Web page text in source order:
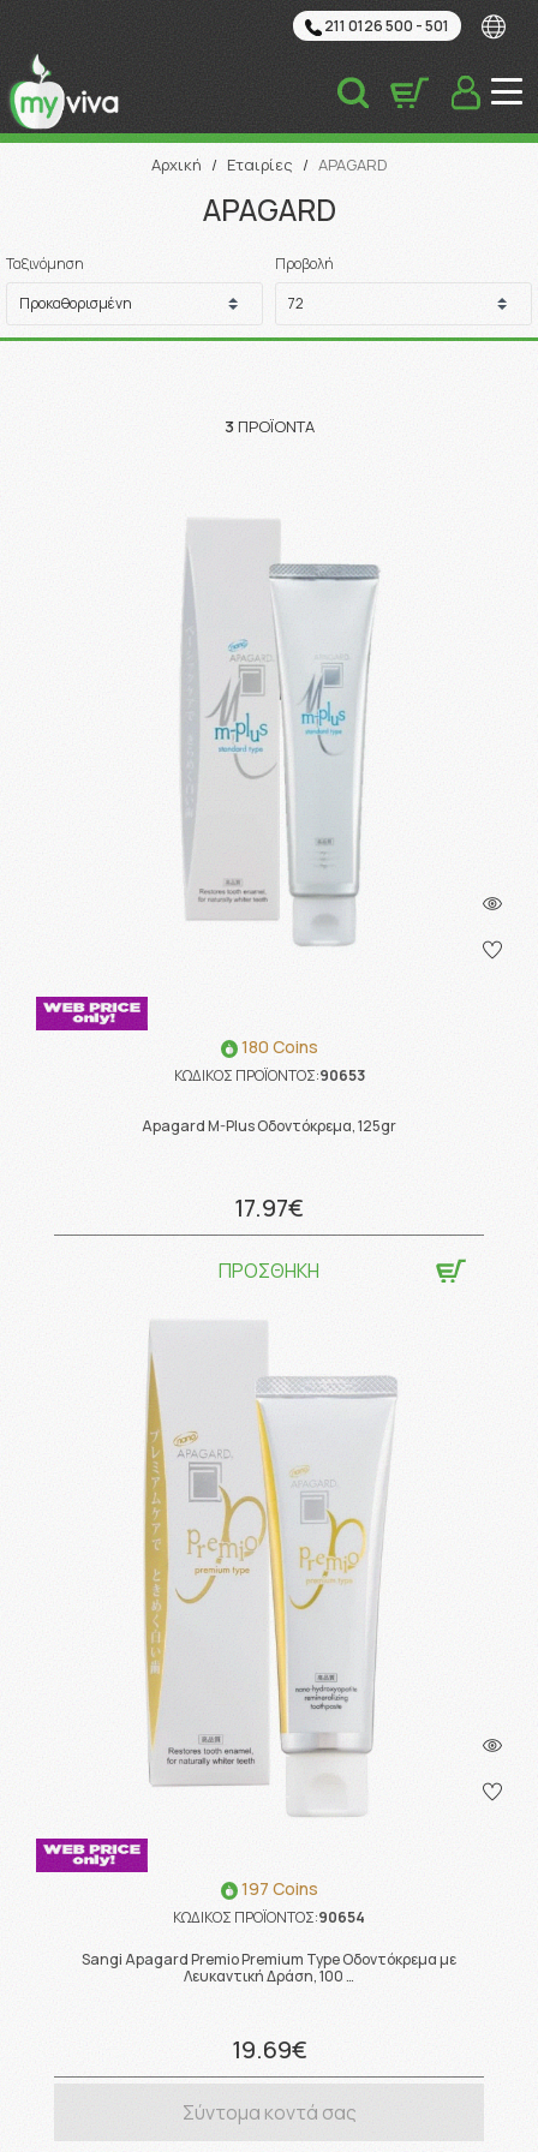
211 0126 500 - 501
Αναζήτηση
Αρχική / Εταιρίες / APAGARD
APAGARD
Ταξινόμηση Προβολή
3ΠΡΟΪΌΝΤΑ
180 Coins
ΚΩΔΙΚΟΣ ΠΡΟΪΟΝΤΟΣ:90653
Apagard M-Plus Οδοντόκρεμα, 125gr
17.97€
ΠΡΟΣΘΗΚΗ
197 Coins
ΚΩΔΙΚΟΣ ΠΡΟΪΟΝΤΟΣ:90654
Sangi Apagard Premio Premium Type Οδοντόκρεμα με
Λευκαντική Δράση, 100 …
19.69€
Σύντομα κοντά σας